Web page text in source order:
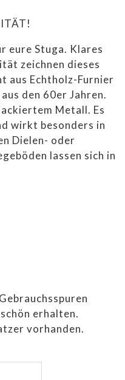
eure Stuga. Klares
zeichnen dieses
aus Echtholz-Furnier
den 60er Jahren.
Metall. Es
wirkt besonders in
Dielen- oder
lassen sich in
erhalten.
vorhanden.